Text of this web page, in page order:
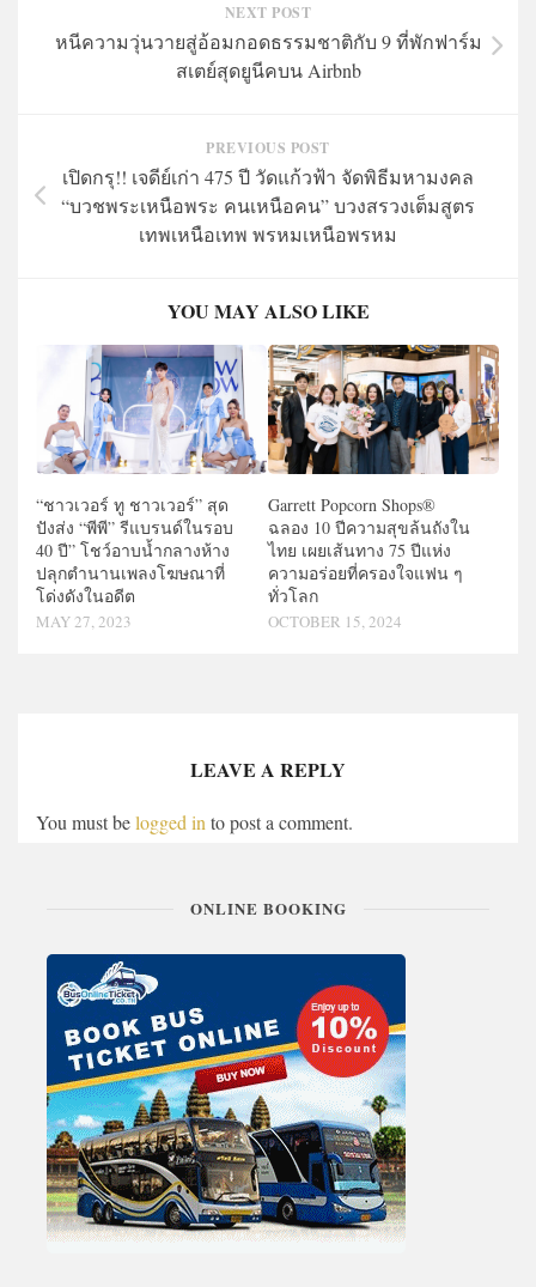
NEXT POST
หนีความวุ่นวายสู่อ้อมกอดธรรมชาติกับ 9 ที่พักฟาร์ม
สเตย์สุดยูนีคบน Airbnb
PREVIOUS POST
เปิดกรุ!! เจดีย์เก่า 475 ปี วัดแก้วฟ้า จัดพิธีมหามงคล
“บวชพระเหนือพระ คนเหนือคน” บวงสรวงเต็มสูตร
เทพเหนือเทพ พรหมเหนือพรหม
YOU MAY ALSO LIKE
“ชาวเวอร์ ทู ชาวเวอร์” สุด
ปังส่ง “พีพี” รีแบรนด์ในรอบ
40 ปี” โชว์อาบน้ำกลางห้าง
ปลุกตำนานเพลงโฆษณาที่
โด่งดังในอดีต
MAY 27, 2023
Garrett Popcorn Shops®
ฉลอง 10 ปีความสุขล้นถังใน
ไทย เผยเส้นทาง 75 ปีแห่ง
ความอร่อยที่ครองใจแฟน ๆ
ทั่วโลก
OCTOBER 15, 2024
LEAVE A REPLY
You must belogged into post a comment.
ONLINE BOOKING